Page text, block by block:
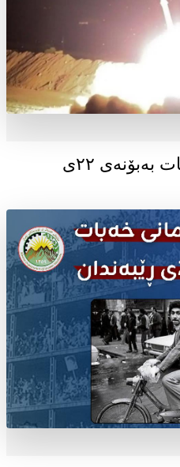
پەیامی سازمانی خەبات بەبۆنەی ۲۲ی